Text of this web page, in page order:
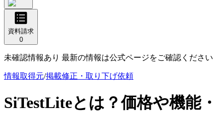
資料請求
0
未確認情報あり 最新の情報は公式ページをご確認ください
情報取得元/掲載修正・取り下げ依頼
SiTestLiteとは？価格や機能・